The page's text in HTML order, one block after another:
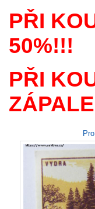
PŘI
50%!!!
PŘI